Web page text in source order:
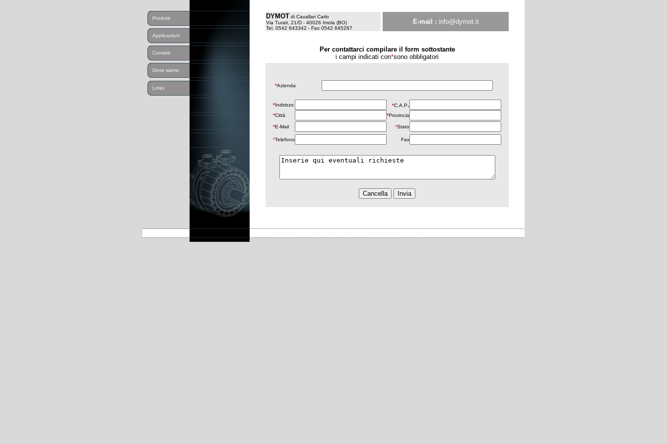
DYMOT di Cavallari Carlo
Via Turati, 21/D - 40026 Imola (BO)
Tel. 0542 643342 - Fax 0542 645287
E-mail : info@dymot.it
Per contattarci compilare il form sottostante
i campi indicati con*sono obbligatori
*Azienda
*Indirizzo *C.A.P.
*Città *Provincia
*E-Mail *Stato
*Telefono Fax
Prodotti
Applicazioni
Contatti
Dove siamo
Links